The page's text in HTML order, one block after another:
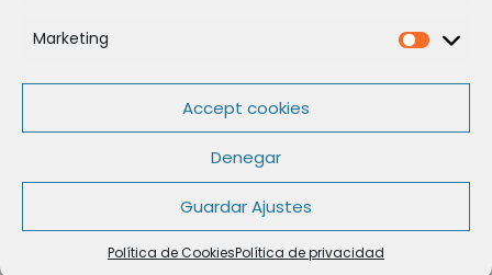
Marketing
Accept cookies
Denegar
Guardar Ajustes
Política de CookiesPolítica de privacidad
Política de Cookies
Política de privacidad